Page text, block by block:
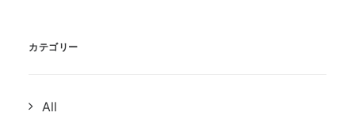
カテゴリー
All